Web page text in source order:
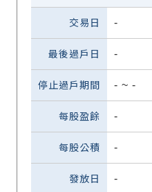
-
-
- ~ -
-
-
-